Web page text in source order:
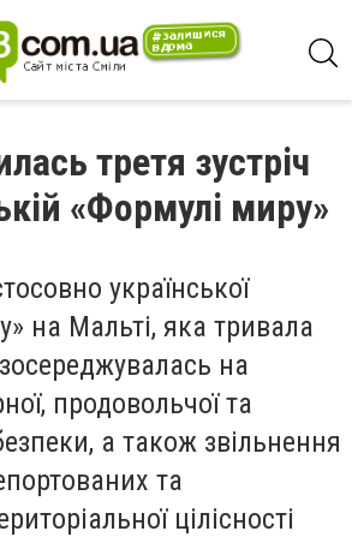
третя зустріч
«Формулі миру»
української
на Мальті, яка тривала
на
продовольчої та
а також звільнення
та
цілісності